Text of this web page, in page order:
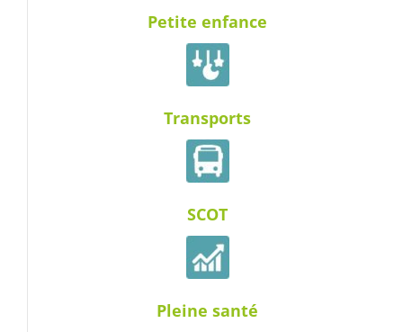
Petite enfance
Transports
SCOT
Pleine santé